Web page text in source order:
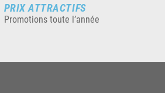
PRIX ATTRACTIFS
Promotions toute l’année